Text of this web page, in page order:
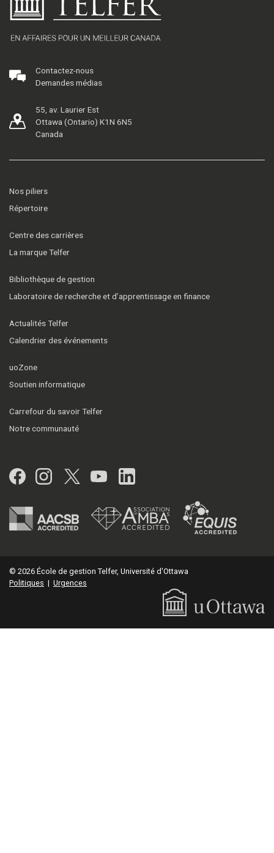
Contactez-nous
Demandes médias
55, av. Laurier Est
Ottawa (Ontario) K1N 6N5
Canada
Nos piliers
Répertoire
Centre des carrières
La marque Telfer
Bibliothèque de gestion
Laboratoire de recherche et d’apprentissage en finance
Actualités Telfer
Calendrier des événements
uoZone
Soutien informatique
Carrefour du savoir Telfer
Notre communauté
Facebook
Instagram
Twitter
YouTubeLinkedIn
© 2026 École de gestion Telfer, Université d'Ottawa
Politiques | Urgences